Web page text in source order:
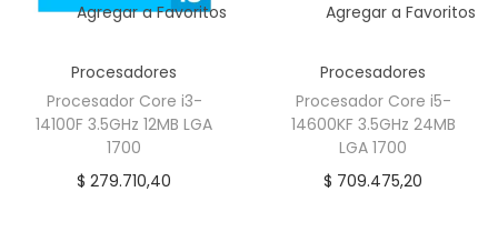
Agregar a Favoritos
Procesadores
Procesador Core i3-
14100F 3.5GHz 12MB LGA
1700
$ 279.710,40
Agregar a Favoritos
Procesadores
Procesador Core i5-
14600KF 3.5GHz 24MB
LGA 1700
$ 709.475,20